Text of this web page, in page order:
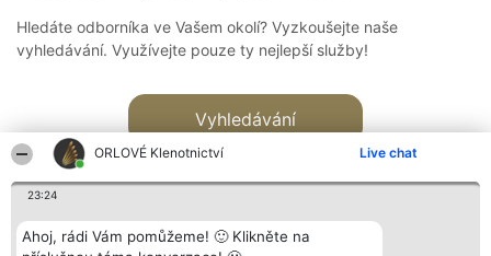
ORLOVÉ Klenotnictví Live chat
23:24
Ahoj, rádi Vám pomůžeme! 🙂 Klikněte na
Hledáte odborníka ve Vašem okolí? Vyzkoušejte naše
vyhledávání. Využívejte pouze ty nejlepší služby!
Vyhledávání